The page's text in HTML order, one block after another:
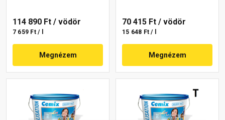
114 890 Ft / vödör
7 659 Ft / l
Megnézem
70 415 Ft / vödör
15 648 Ft / l
Megnézem